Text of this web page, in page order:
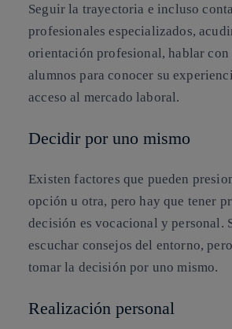
Seguir la trayectoria e incluso
profesionales especializados,
orientación profesional, hablar con
alumnos para conocer su
acceso al mercado laboral.
Decidir por uno mismo
Existen factores que pueden
opción u otra, pero hay que tener
decisión es vocacional y personal.
escuchar consejos del entorno,
tomar la decisión por uno mismo.
Realización personal